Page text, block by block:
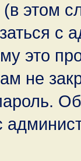
этом
с
это
не